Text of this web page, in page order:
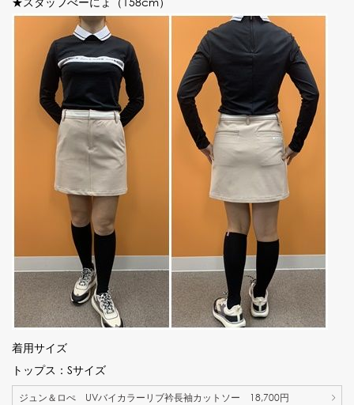
着用サイズ
トップス：Sサイズ
ジュン＆ロぺ UVバイカラーリブ衿長袖カットソー 18,700円